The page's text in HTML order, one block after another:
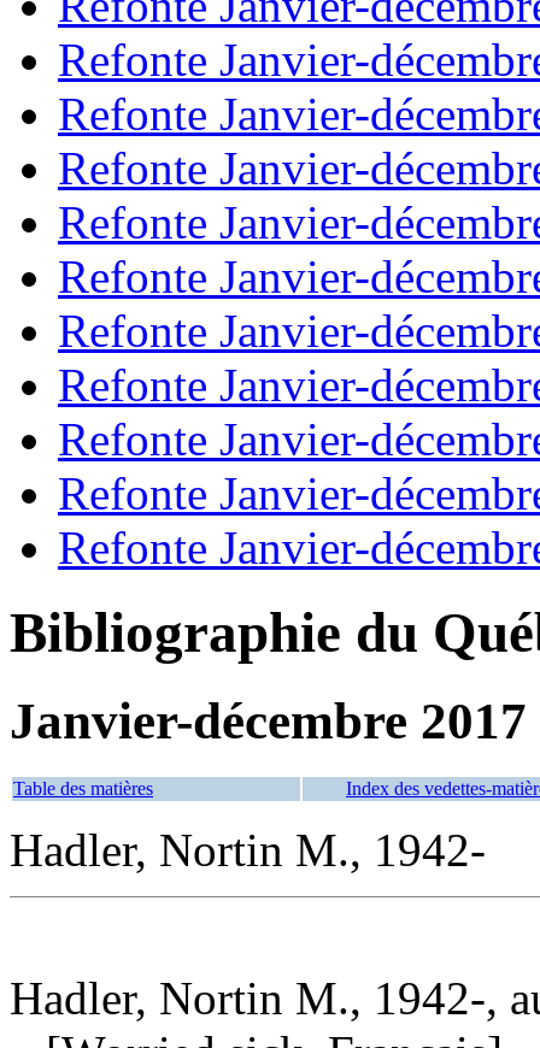
Refonte Janvier-
Refonte Janvier-
Refonte Janvier-
Refonte Janvier-
Refonte Janvier-
Refonte Janvier-
Refonte Janvier-
Refonte Janvier-
Refonte Janvier-
Refonte Janvier-
Bibliographie du
Janvier-décembre 2017
Table des matières Index des vedettes-
Hadler, Nortin M., 1942-
Hadler, Nortin M., 1942-,